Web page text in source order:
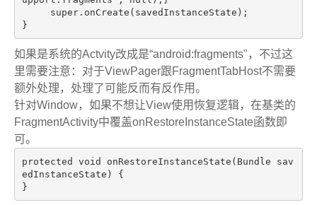
super.onCreate(savedInstanceState);
如果是系统的Actvity改成是“android:fragments"，不过这
里需要注意：对于ViewPager跟FragmentTabHost不需要
额外处理，处理了可能反而有反作用。
针对Window，如果不想让View使用恢复逻辑，在基类的
FragmentActivity中覆盖onRestoreInstanceState函数即
可。
protected void onRestoreInstanceState (Bundle sav
edInstanceState)
{